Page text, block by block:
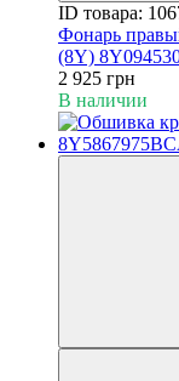
ID товара:
Фонарь
(8Y)
2 925 грн
В наличии